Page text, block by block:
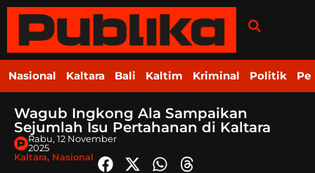
Nasional Kaltara Bali Kaltim Kriminal Politik
Wagub Ingkong Ala Sampaikan
Sejumlah Isu Pertahanan di Kaltara
Rabu, 12 November
2025
Kaltara, Nasional